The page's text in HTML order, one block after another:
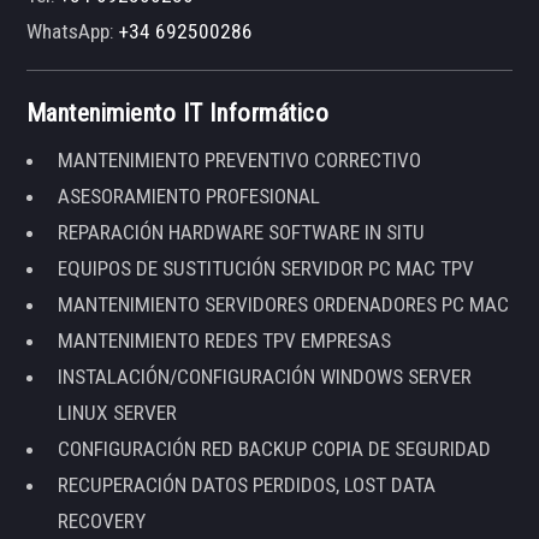
WhatsApp:+34 692500286
Mantenimiento IT Informático
MANTENIMIENTO PREVENTIVO CORRECTIVO
ASESORAMIENTO PROFESIONAL
REPARACIÓN HARDWARE SOFTWARE IN SITU
EQUIPOS DE SUSTITUCIÓN SERVIDOR PC MAC TPV
MANTENIMIENTO SERVIDORES ORDENADORES PC MAC
MANTENIMIENTO REDES TPV EMPRESAS
INSTALACIÓN/CONFIGURACIÓN WINDOWS SERVER
LINUX SERVER
CONFIGURACIÓN RED BACKUP COPIA DE SEGURIDAD
RECUPERACIÓN DATOS PERDIDOS, LOST DATA
RECOVERY